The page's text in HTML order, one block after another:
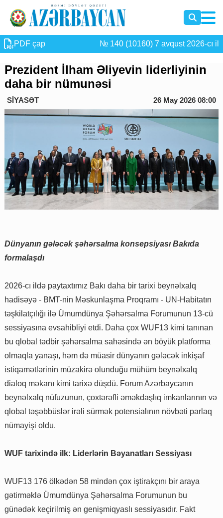
PDF çap № 140 (10160) 7 avqust 2026-cı il
Prezident İlham Əliyevin liderliyinin
daha bir nümunəsi
SİYASƏT 26 May 2026 08:00
Dünyanın gələcək şəhərsalma konsepsiyası Bakıda
formalaşdı
2026-cı ildə paytaxtımız Bakı daha bir tarixi beynəlxalq
hadisəyə - BMT-nin Məskunlaşma Proqramı - UN-Habitatın
təşkilatçılığı ilə Ümumdünya Şəhərsalma Forumunun 13-cü
sessiyasına evsahibliyi etdi. Daha çox WUF13 kimi tanınan
bu qlobal tədbir şəhərsalma sahəsində ən böyük platforma
olmaqla yanaşı, həm də müasir dünyanın gələcək inkişaf
istiqamətlərinin müzakirə olunduğu mühüm beynəlxalq
dialoq məkanı kimi tarixə düşdü. Forum Azərbaycanın
beynəlxalq nüfuzunun, çoxtərəfli əməkdaşlıq imkanlarının və
qlobal təşəbbüslər irəli sürmək potensialının növbəti parlaq
nümayişi oldu.
WUF tarixində ilk: Liderlərin Bəyanatları Sessiyası
WUF13 176 ölkədən 58 mindən çox iştirakçını bir araya
gətirməklə Ümumdünya Şəhərsalma Forumunun bu
günədək keçirilmiş ən genişmiqyaslı sessiyasıdır. Fakt